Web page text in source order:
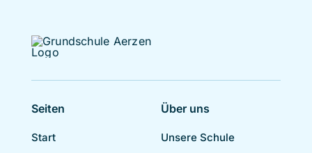
Seiten
Start
Über uns
Unsere Schule